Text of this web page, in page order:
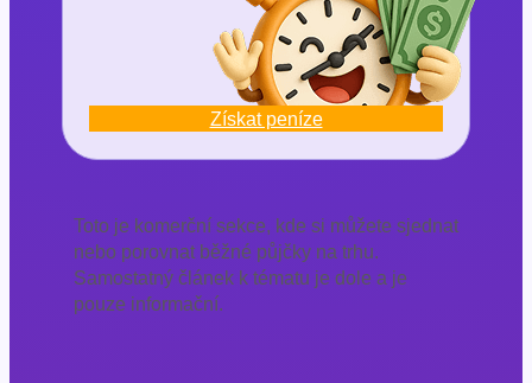
Získat peníze
Toto je komerční sekce, kde si můžete sjednat
nebo porovnat běžné půjčky na trhu.
Samostatný článek k tématu je dole a je
pouze informační.